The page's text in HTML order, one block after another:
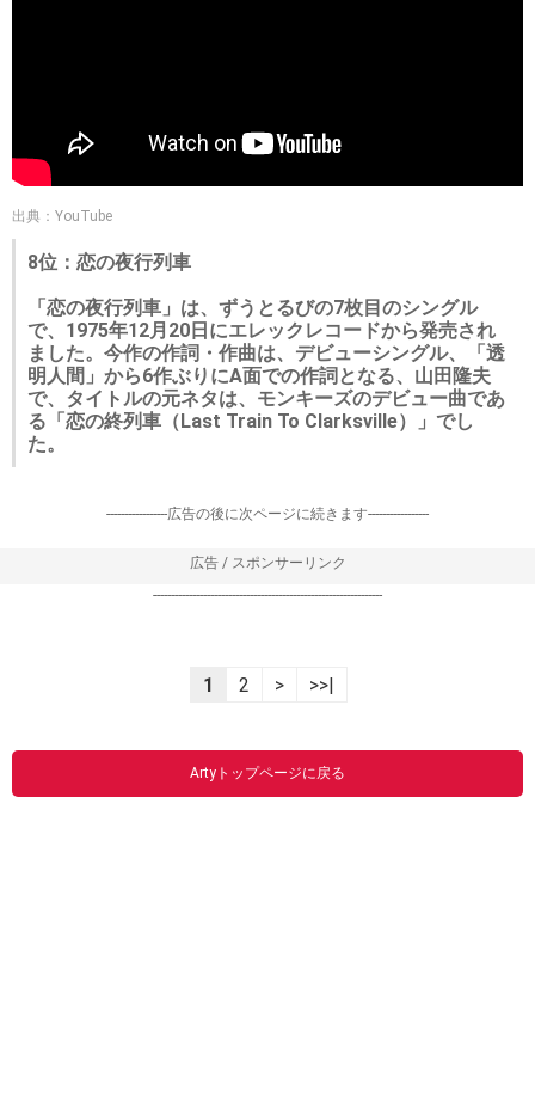
出典：YouTube
8位：恋の夜行列車
「恋の夜行列車」は、ずうとるびの7枚目のシングル
で、1975年12月20日にエレックレコードから発売され
ました。今作の作詞・作曲は、デビューシングル、「透
明人間」から6作ぶりにA面での作詞となる、山田隆夫
で、タイトルの元ネタは、モンキーズのデビュー曲であ
る「恋の終列車（Last Train To Clarksville）」でし
た。
-----------------広告の後に次ページに続きます-----------------
広告 / スポンサーリンク
----------------------------------------------------------------
1 2 > >>|
Artyトップページに戻る